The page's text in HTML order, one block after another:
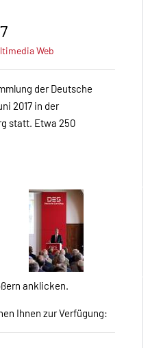
Web
der Deutsche
2017 in der
statt. Etwa 250
anklicken.
Ihnen zur Verfügung: